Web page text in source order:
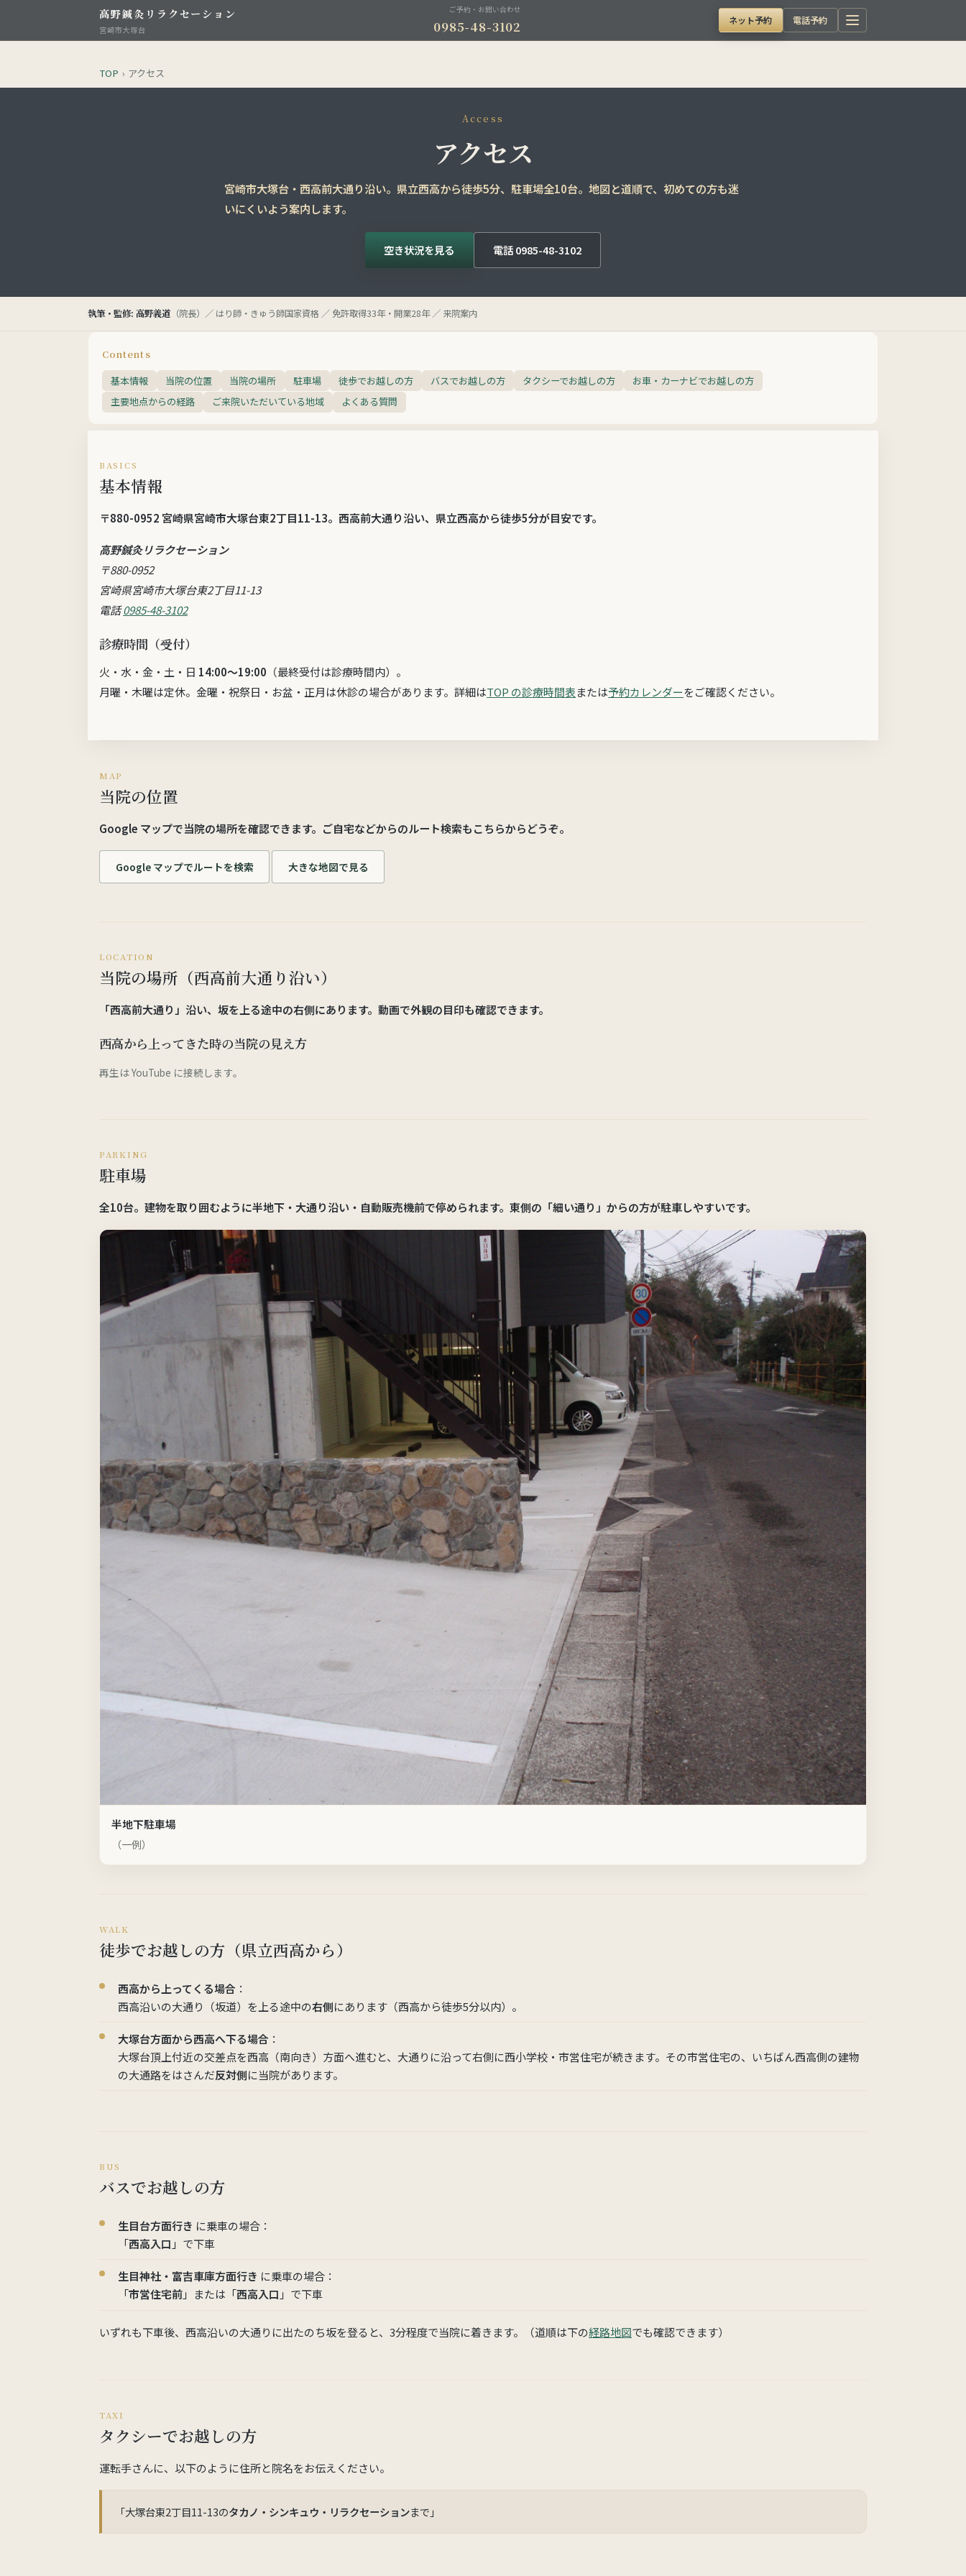
高野鍼灸リラクセーション
宮崎市大塚台
ご予約・お問い合わせ
0985-48-3102 ネット予約 電話予約
TOP › アクセス
Access
アクセス
宮崎市大塚台・西高前大通り沿い。県立西高から徒歩5分、駐車場全10台。地図と道順で、初めての方も迷
いにくいよう案内します。
空き状況を見る 電話 0985-48-3102
執筆・監修: 高野義道 （院長）／ はり師・きゅう師国家資格 ／ 免許取得33年・開業28年 ／ 来院案内
Contents
基本情報
当院の位置 当院の場所 駐車場 徒歩でお越しの方 バスでお越しの方 タクシーでお越しの方
お車・カーナビでお越しの方
主要地点からの経路
ご来院いただいている地域 よくある質問
BASICS
基本情報
〒880-0952 宮崎県宮崎市大塚台東2丁目11-13。西高前大通り沿い、県立西高から徒歩5分が目安です。
高野鍼灸リラクセーション
〒880-0952
宮崎県宮崎市大塚台東2丁目11-13
電話0985-48-3102
診療時間（受付）
火・水・金・土・日 14:00〜19:00 （最終受付は診療時間内）。
月曜・木曜は定休。金曜・祝祭日・お盆・正月は休診の場合があります。詳細はTOP の診療時間表または予約カレンダーをご確認ください。
MAP
当院の位置
Google マップで当院の場所を確認できます。ご自宅などからのルート検索もこちらからどうぞ。
Google マップでルートを検索 大きな地図で見る
LOCATION
当院の場所（西高前大通り沿い）
「西高前大通り」沿い、坂を上る途中の右側にあります。動画で外観の目印も確認できます。
西高から上ってきた時の当院の見え方
再生は YouTube に接続します。
PARKING
駐車場
全10台。建物を取り囲むように半地下・大通り沿い・自動販売機前で停められます。東側の「細い通り」からの方が駐車しやすいです。
半地下駐車場
（一例）
WALK
徒歩でお越しの方（県立西高から）
西高から上ってくる場合 ：
西高沿いの大通り（坂道）を上る途中の右側にあります（西高から徒歩5分以内）。
大塚台方面から西高へ下る場合 ：
大塚台頂上付近の交差点を西高（南向き）方面へ進むと、大通りに沿って右側に西小学校・市営住宅が続きます。その市営住宅の、いちばん西高側の建物
の大通路をはさんだ反対側に当院があります。
BUS
バスでお越しの方
生目台方面行き に乗車の場合：
「西高入口 」で下車
生目神社・富吉車庫方面行き に乗車の場合：
「市営住宅前」または「西高入口 」で下車
いずれも下車後、西高沿いの大通りに出たのち坂を登ると、3分程度で当院に着きます。（道順は下の経路地図でも確認できます）
TAXI
タクシーでお越しの方
運転手さんに、以下のように住所と院名をお伝えください。
「大塚台東2丁目11-13のタカノ・シンキュウ・リラクセーションまで」